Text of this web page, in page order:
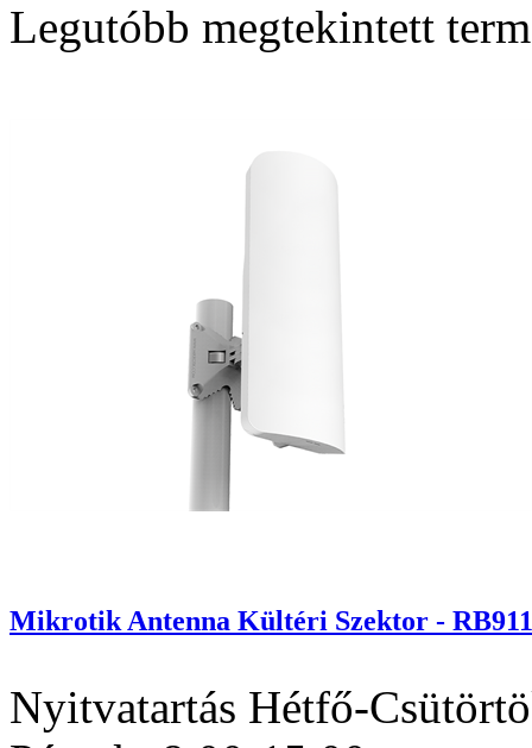
Legutóbb megtekintett
Mikrotik Antenna Kültéri Szektor -
Nyitvatartás Hétfő-